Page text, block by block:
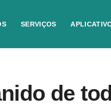
SERVIÇOS
de